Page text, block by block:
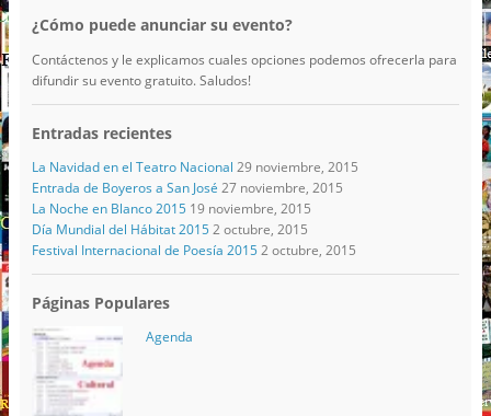
¿Cómo puede anunciar su evento?
Contáctenos y le explicamos cuales opciones podemos ofrecerla para
difundir su evento gratuito. Saludos!
Entradas recientes
La Navidad en el Teatro Nacional 29 noviembre, 2015
Entrada de Boyeros a San José 27 noviembre, 2015
La Noche en Blanco 2015 19 noviembre, 2015
Día Mundial del Hábitat 2015 2 octubre, 2015
Festival Internacional de Poesía 2015 2 octubre, 2015
Páginas Populares
Agenda